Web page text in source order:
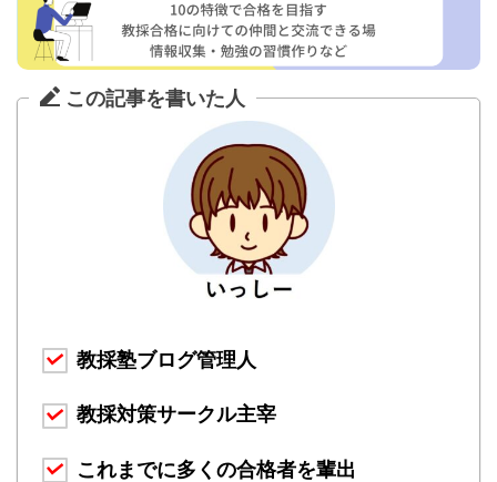
この記事を書いた人
教採塾ブログ管理人
教採対策サークル主宰
これまでに多くの合格者を輩出